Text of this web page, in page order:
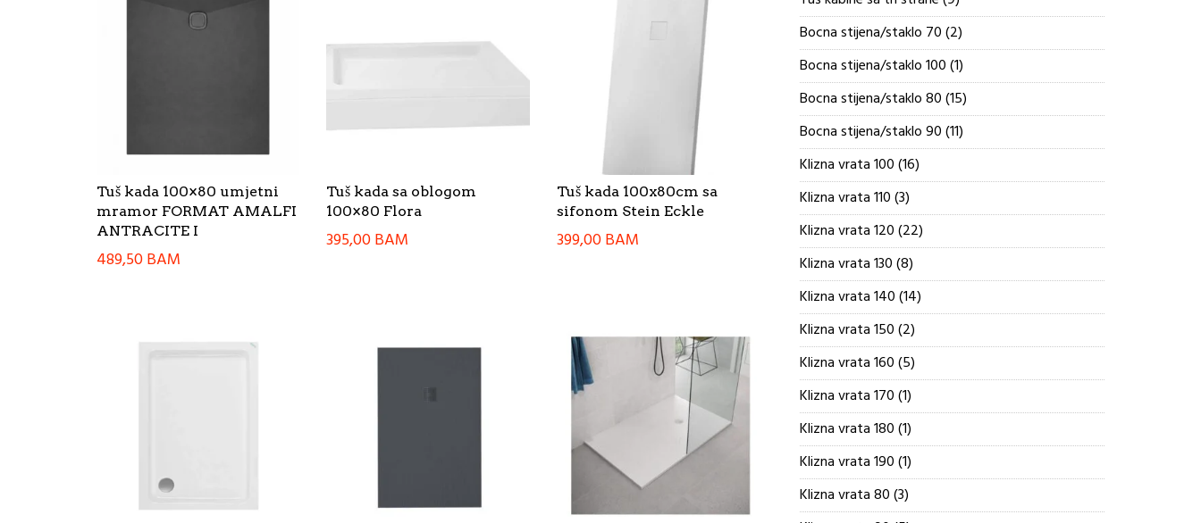
Tuš kada 100×80 umjetni
mramor FORMAT AMALFI
ANTRACITE I
489,50BAM
Tuš kada sa oblogom
100×80 Flora
395,00BAM
Tuš kada 100x80cm sa
sifonom Stein Eckle
399,00BAM
proizvoda
Bocna stijena/staklo 70 22
proizvoda
Bocna stijena/staklo 100 11
proizvod
Bocna stijena/staklo 80 1515
proizvoda
Bocna stijena/staklo 90 1111
proizvoda
Klizna vrata 100 1616
proizvoda
Klizna vrata 110 33
proizvoda
Klizna vrata 120 2222
proizvoda
Klizna vrata 130 88
proizvoda
Klizna vrata 140 1414
proizvoda
Klizna vrata 150 22
proizvoda
Klizna vrata 160 55
proizvoda
Klizna vrata 170 11
proizvod
Klizna vrata 180 11
proizvod
Klizna vrata 190 11
proizvod
Klizna vrata 80 33
proizvoda